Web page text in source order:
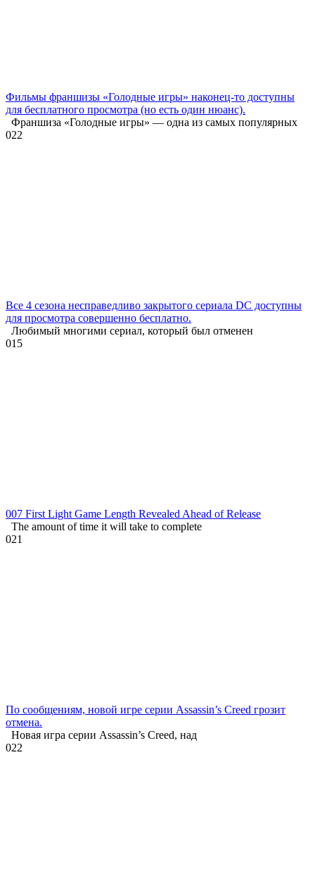
Фильмы франшизы «Голодные игры» наконец-то доступны
для бесплатного просмотра (но есть один нюанс).
Франшиза «Голодные игры» — одна из самых популярных
022
Все 4 сезона несправедливо закрытого сериала DC доступны
для просмотра совершенно бесплатно.
Любимый многими сериал, который был отменен
015
007 First Light Game Length Revealed Ahead of Release
The amount of time it will take to complete
021
По сообщениям, новой игре серии Assassin’s Creed грозит
отмена.
Новая игра серии Assassin’s Creed, над
022